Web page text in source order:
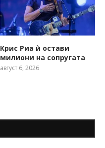
Крис Риа ѝ остави
милиони на сопругата
август 6, 2026